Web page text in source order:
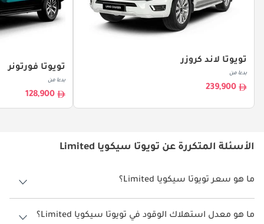
تويوتا لاند كروزر
بدءا من
239,900
تويوتا فورتونر
بدءا من
128,900
الأسئلة المتكررة عن تويوتا سيكويا Limited
ما هو سعر تويوتا سيكويا Limited؟
سعر تويوتا سيكويا Limited هو درهم 345,000.
ما هو معدل استهلاك الوقود في تويوتا سيكويا Limited؟